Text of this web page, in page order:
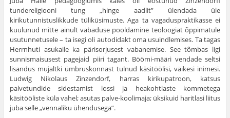
tundereligiooni tung „hinge aadlit” ülendada üle
kirikutunnistuslikkude tüliküsimuste. Aga ta vagaduspraktikasse ei
kuulu­nud mitte ainult vabaduse pooldamine teoloogiat õppimatule
usutunnetusele – ta isegi oli autodidakt oma usuindlemises. Ta tagas
Herrnhuti asukaile ka pärisorjusest vabanemise. See tõm­bas ligi
sunnismaisusest pagejaid piiri tagant. Böömi-määri ven­dade seltsi
lisandus mujaltki ümbruskonnast tulnud käsitöölisi, väikesi inimesi.
Ludwig Nikolaus Zinzendorf, harras kirikupatroon, katsus
palvetundide sidestamist lossi ja heakohtlaste kommetega
käsitööliste küla vahel; asutas palve-koolimaja; üksikuid haritlasi liitus
juba selle „vennaliku ühendusega”.